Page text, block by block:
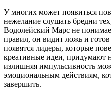
У многих может появиться
нежелание слушать бредни
Водолейский Марс не
правил, он видит ложь и готов
появятся лидеры, которые
креативные идеи, придумают
излишняя импульсивность
эмоциональным действиям,
завершить.